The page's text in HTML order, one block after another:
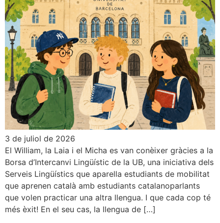
3 de juliol de 2026
El William, la Laia i el Micha es van conèixer gràcies a la
Borsa d’Intercanvi Lingüístic de la UB, una iniciativa dels
Serveis Lingüístics que aparella estudiants de mobilitat
que aprenen català amb estudiants catalanoparlants
que volen practicar una altra llengua. I que cada cop té
més èxit! En el seu cas, la llengua de […]